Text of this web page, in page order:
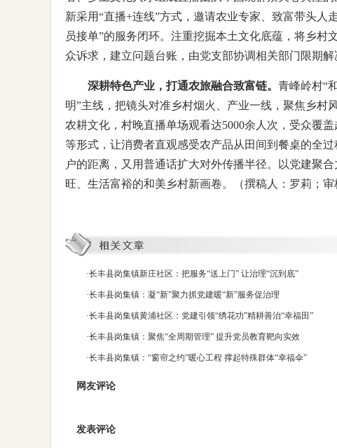
新采用“直播+连线”方式，邀请农业专家、致富带头
员接单”的服务闭环。注重挖掘本土文化底蕴，将乡
众诉求，建立问题台账，由党支部协调相关部门限期
深耕特色产业，打通农旅融合致富链。 青峰岭村“
明”主线，把镜头对准乡村烟火、产业一线，聚焦乡
农耕文化，村晚直播单场观看达5000余人次，受众覆
等形式，让消费者直观感受农产品从田间到餐桌的全
户的距离，又用普通话扩大对外传播半径。以党建聚
旺、生活富裕的和美乡村新画卷。（撰稿人：罗莉；审
·长丰县岗集镇新庄社区：把服务“送上门” 让治理“沉到底”
·长丰县岗集镇：凝“新”聚力抓党建暖“新”服务促治理
·长丰县岗集镇黄浦社区：党建引领“绣花功”精耕善治“幸福田”
·长丰县岗集镇：聚焦“全周期管理” 提升党员教育靶向实效
·长丰县岗集镇：“窗帘之约”暖心工程 撑起特殊群体“幸福伞”
网友评论
发表评论